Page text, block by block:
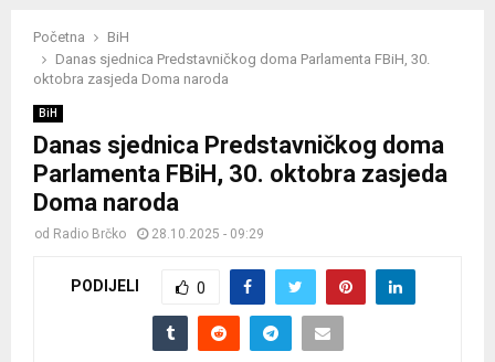
Početna
BiH
Danas sjednica Predstavničkog doma Parlamenta FBiH, 30.
oktobra zasjeda Doma naroda
BiH
Danas sjednica Predstavničkog doma
Parlamenta FBiH, 30. oktobra zasjeda
Doma naroda
od Radio Brčko 28.10.2025 - 09:29
PODIJELI 0